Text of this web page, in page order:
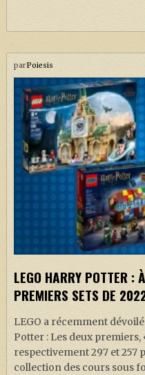
parPoiesis
LEGO HARRY POTTER :
PREMIERS SETS DE
LEGO a récemment
Potter : Les deux
respectivement 297 et 257
collection des cours sous